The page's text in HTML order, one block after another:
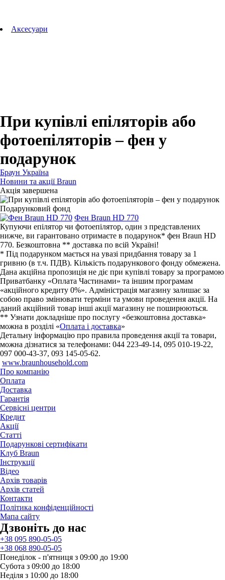
Aксесуари
При купівлі епіляторів або
фотоепіляторів – фен у
подарунок
Браун Україна
Новини та акції Braun
Акція завершена
Подарунковий фонд
Фен Braun HD 770
Купуючи епілятор чи фотоепілятор, один з представлених
нижче, ви гарантовано отримаєте в подарунок* фен Braun HD
770. Безкоштовна ** доставка по всій Україні!
* Під подарунком мається на увазі придбання товару за 1
гривню (в т.ч. ПДВ). Кількість подарункового фонду обмежена.
Дана акційна пропозиція не діє при купівлі товару за програмою
Приватбанку «Оплата Частинами» та іншим програмам
«акційного кредиту 0%». Адміністрація магазину залишає за
собою право змінювати терміни та умови проведення акції. На
даний акційний товар інші акції магазину не поширюються.
** Узнати докладніше про послугу «безкоштовна доставка»
можна в розділі «Оплата і доставка»
Детальну інформацію про правила проведення акції та товари,
можна дізнатися за телефонами: 044 223-49-14, 095 010-19-22,
097 000-43-37, 093 145-05-62.
www.braunhousehold.com
Про компанію
Оплата
Доставка
Гарантія
Сервісні центри
Кредит
Акції
Статті
Подарункові сертифікати
Клуб Braun
Iнструкції
Відео
Архів товарів
Архів статей
Контакти
Політика конфіденційності
Мапа сайту
Дзвонiть до нас
+38 095 890-05-05
+38 068 890-05-05
Понеділок - п'ятниця з 09:00 до 19:00
Субота з 09:00 до 18:00
Неділя з 10:00 до 18:00